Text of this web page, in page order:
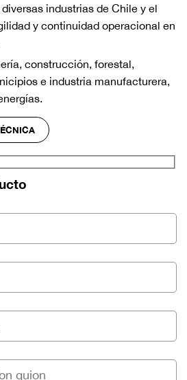
industrias de Chile y el
y continuidad operacional en
construcción, forestal,
e industria manufacturera,